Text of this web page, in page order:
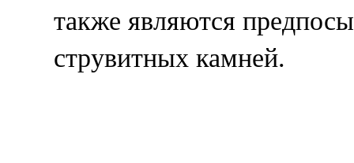
также являются
струвитных камней.